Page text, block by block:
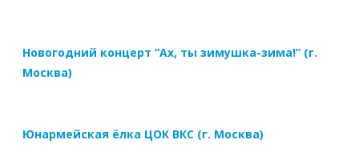
Новогодний концерт “Ах, ты зимушка-зима!” (г.
Москва)
Юнармейская ёлка ЦОК ВКС (г. Москва)